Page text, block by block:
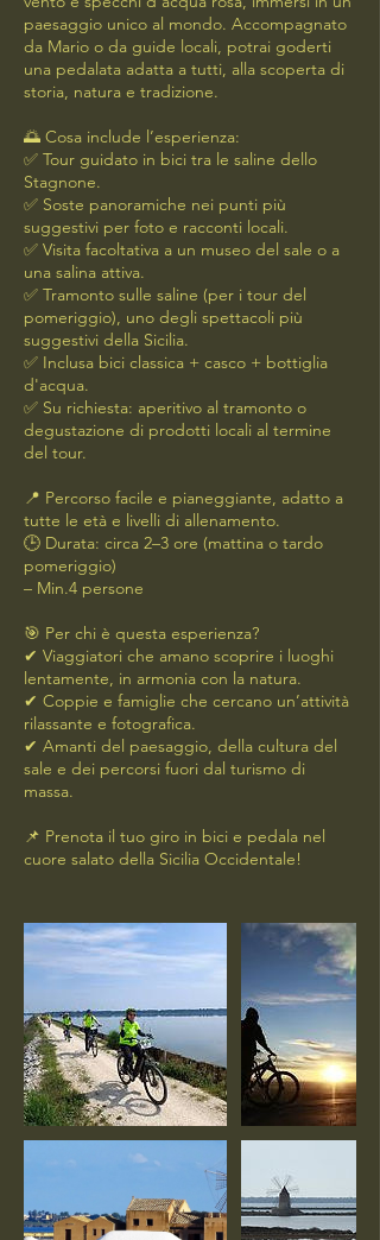
paesaggio unico al mondo. Accompagnato
da Mario o da guide locali, potrai goderti
una pedalata adatta a tutti, alla scoperta di
storia, natura e tradizione.
🌅 Cosa include l’esperienza:
✅ Tour guidato in bici tra le saline dello
Stagnone.
✅ Soste panoramiche nei punti più
suggestivi per foto e racconti locali.
✅ Visita facoltativa a un museo del sale o a
una salina attiva.
✅ Tramonto sulle saline (per i tour del
pomeriggio), uno degli spettacoli più
suggestivi della Sicilia.
✅ Inclusa bici classica + casco + bottiglia
d'acqua.
✅ Su richiesta: aperitivo al tramonto o
degustazione di prodotti locali al termine
del tour.
📍 Percorso facile e pianeggiante, adatto a
tutte le età e livelli di allenamento.
🕒 Durata: circa 2–3 ore (mattina o tardo
pomeriggio)
– Min.4 persone
🎯 Per chi è questa esperienza?
✔ Viaggiatori che amano scoprire i luoghi
lentamente, in armonia con la natura.
✔ Coppie e famiglie che cercano un’attività
rilassante e fotografica.
✔ Amanti del paesaggio, della cultura del
sale e dei percorsi fuori dal turismo di
massa.
📌 Prenota il tuo giro in bici e pedala nel